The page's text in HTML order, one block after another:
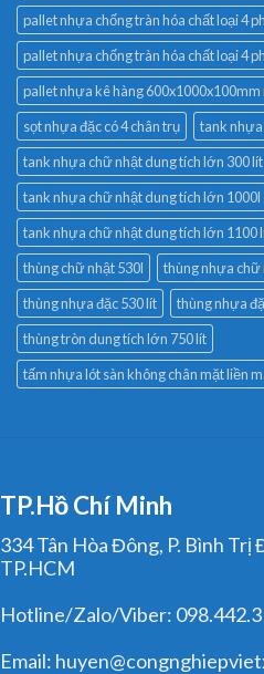
pallet nhựa chống tràn hóa chất loại 4
pallet nhựa chống tràn hóa chất loại 4
pallet nhựa kê hàng 600x1000x100mm
sọt nhựa đặc có 4 chân trụ
tank
tank nhựa chữ nhật dung tích lớn 300 lít
tank nhựa chữ nhật dung tích lớn 1000l
tank nhựa chữ nhật dung tích lớn 1100
thùng chữ nhật 530l
thùng nhựa chữ
thùng nhựa đặc 530 lít
thùng nhựa
thùng tròn dung tích lớn 750 lít
tấm nhựa lót sàn không chân mặt liền
TP.Hồ Chí Minh
334 Tân Hòa Đông, P. Bình Trị
TP.HCM
Hotline/Zalo/Viber:
Email: